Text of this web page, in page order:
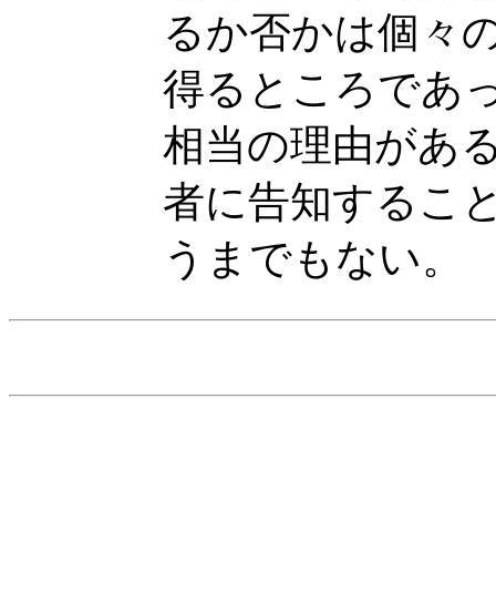
るか否かは個々
得るところであ
相当の理由があ
者に告知するこ
うまでもない。